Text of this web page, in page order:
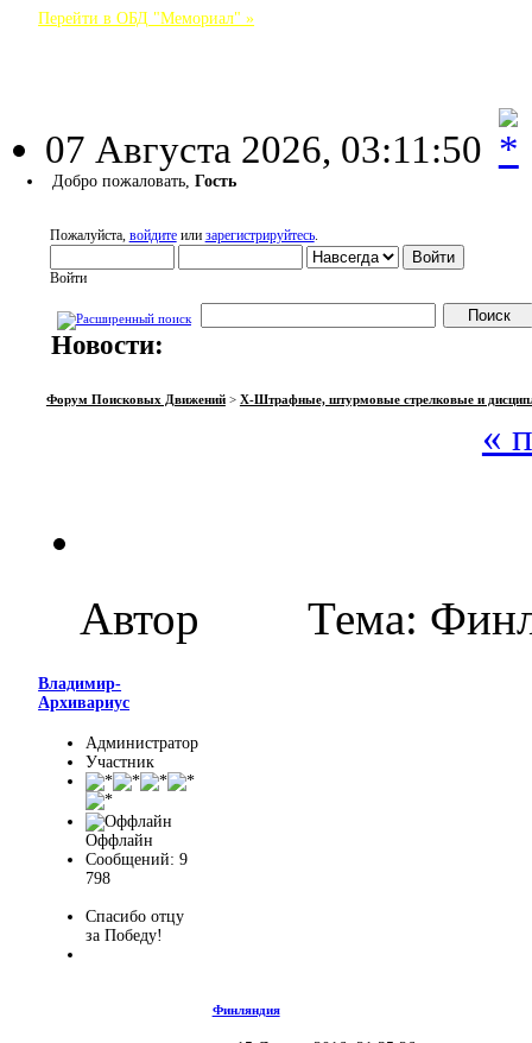
Перейти в ОБД "Мемориал" »
07 Августа 2026, 03:11:50
Добро пожаловать,Гость
Пожалуйста, войдитеили зарегистрируйтесь.
Войти
Новости:
Форум Поисковых Движений> X-Штрафные, штурмовые стрелковые и
«
Автор Тема:
Владимир-
Архивариус
Администратор
Участник
Оффлайн
Сообщений: 9
798
Спасибо отцу
за Победу!
Финляндия